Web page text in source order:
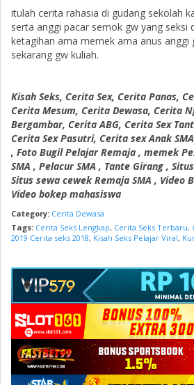
itulah cerita rahasia di gudang sekolah
serta anggi pacar semok gw yang seksi
ketagihan ama memek ama anus anggi
sekarang gw kuliah.
Kisah Seks, Cerita Sex, Cerita Panas,
Cerita Mesum, Cerita Dewasa, Cerita
Bergambar, Cerita ABG, Cerita Sex
Cerita Sex Pasutri, Cerita sex Anak
, Foto Bugil Pelajar Remaja , memek
SMA , Pelacur SMA , Tante Girang ,
Situs sewa cewek Remaja SMA , Video
Video bokep mahasiswa
Category: Cerita Dewasa
Tags: Cerita Seks Lengkap, Cerita Seks Terbaru,
2019 Cerita seks 2018, Kisah Seks Pelajar Viral,